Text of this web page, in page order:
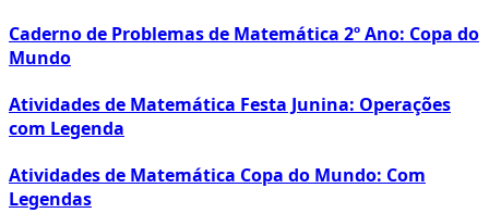
Caderno de Problemas de Matemática 2º Ano: Copa do
Mundo
Atividades de Matemática Festa Junina: Operações
com Legenda
Atividades de Matemática Copa do Mundo: Com
Legendas